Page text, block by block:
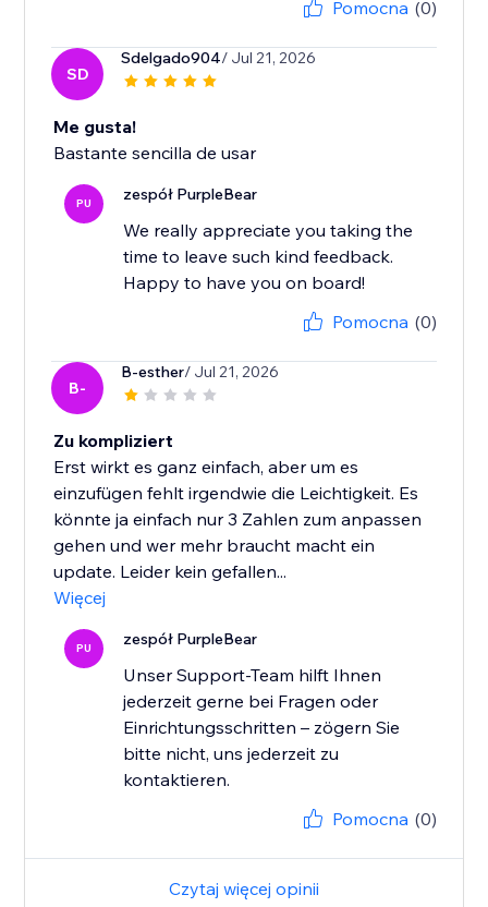
Pomocna (0)
SD
Sdelgado904/ Jul 21, 2026
Me gusta!
Bastante sencilla de usar
PU zespół PurpleBear
We really appreciate you taking the
time to leave such kind feedback.
Happy to have you on board!
Pomocna (0)
B-
B-esther/ Jul 21, 2026
Zu kompliziert
Erst wirkt es ganz einfach, aber um es
einzufügen fehlt irgendwie die Leichtigkeit. Es
könnte ja einfach nur 3 Zahlen zum anpassen
gehen und wer mehr braucht macht ein
update. Leider kein gefallen...
Więcej
PU zespół PurpleBear
Unser Support-Team hilft Ihnen
jederzeit gerne bei Fragen oder
Einrichtungsschritten – zögern Sie
bitte nicht, uns jederzeit zu
kontaktieren.
Pomocna (0)
Czytaj więcej opinii